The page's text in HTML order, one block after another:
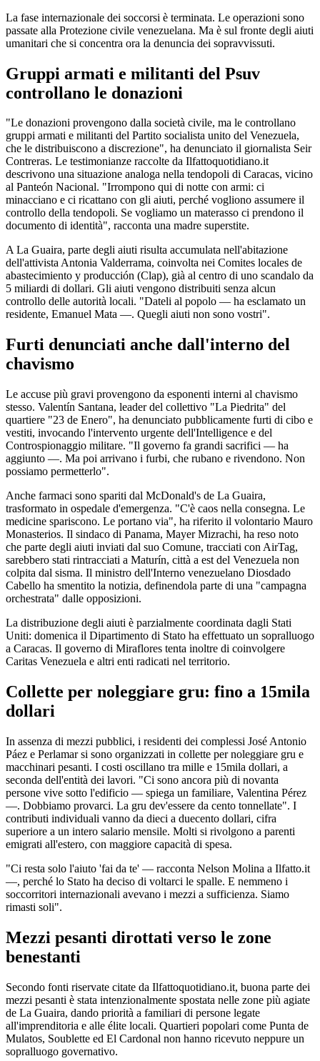
La fase internazionale dei soccorsi è terminata. Le operazioni sono
passate alla Protezione civile venezuelana. Ma è sul fronte degli aiuti
umanitari che si concentra ora la denuncia dei sopravvissuti.
Gruppi armati e militanti del Psuv
controllano le donazioni
"Le donazioni provengono dalla società civile, ma le controllano
gruppi armati e militanti del Partito socialista unito del Venezuela,
che le distribuiscono a discrezione", ha denunciato il giornalista Seir
Contreras. Le testimonianze raccolte da Ilfattoquotidiano.it
descrivono una situazione analoga nella tendopoli di Caracas, vicino
al Panteón Nacional. "Irrompono qui di notte con armi: ci
minacciano e ci ricattano con gli aiuti, perché vogliono assumere il
controllo della tendopoli. Se vogliamo un materasso ci prendono il
documento di identità", racconta una madre superstite.
A La Guaira, parte degli aiuti risulta accumulata nell'abitazione
dell'attivista Antonia Valderrama, coinvolta nei Comites locales de
abastecimiento y producción (Clap), già al centro di uno scandalo da
5 miliardi di dollari. Gli aiuti vengono distribuiti senza alcun
controllo delle autorità locali. "Dateli al popolo — ha esclamato un
residente, Emanuel Mata —. Quegli aiuti non sono vostri".
Furti denunciati anche dall'interno del
chavismo
Le accuse più gravi provengono da esponenti interni al chavismo
stesso. Valentín Santana, leader del collettivo "La Piedrita" del
quartiere "23 de Enero", ha denunciato pubblicamente furti di cibo e
vestiti, invocando l'intervento urgente dell'Intelligence e del
Controspionaggio militare. "Il governo fa grandi sacrifici — ha
aggiunto —. Ma poi arrivano i furbi, che rubano e rivendono. Non
possiamo permetterlo".
Anche farmaci sono spariti dal McDonald's de La Guaira,
trasformato in ospedale d'emergenza. "C'è caos nella consegna. Le
medicine spariscono. Le portano via", ha riferito il volontario Mauro
Monasterios. Il sindaco di Panama, Mayer Mizrachi, ha reso noto
che parte degli aiuti inviati dal suo Comune, tracciati con AirTag,
sarebbero stati rintracciati a Maturín, città a est del Venezuela non
colpita dal sisma. Il ministro dell'Interno venezuelano Diosdado
Cabello ha smentito la notizia, definendola parte di una "campagna
orchestrata" dalle opposizioni.
La distribuzione degli aiuti è parzialmente coordinata dagli Stati
Uniti: domenica il Dipartimento di Stato ha effettuato un sopralluogo
a Caracas. Il governo di Miraflores tenta inoltre di coinvolgere
Caritas Venezuela e altri enti radicati nel territorio.
Collette per noleggiare gru: fino a 15mila
dollari
In assenza di mezzi pubblici, i residenti dei complessi José Antonio
Páez e Perlamar si sono organizzati in collette per noleggiare gru e
macchinari pesanti. I costi oscillano tra mille e 15mila dollari, a
seconda dell'entità dei lavori. "Ci sono ancora più di novanta
persone vive sotto l'edificio — spiega un familiare, Valentina Pérez
—. Dobbiamo provarci. La gru dev'essere da cento tonnellate". I
contributi individuali vanno da dieci a duecento dollari, cifra
superiore a un intero salario mensile. Molti si rivolgono a parenti
emigrati all'estero, con maggiore capacità di spesa.
"Ci resta solo l'aiuto 'fai da te' — racconta Nelson Molina a Ilfatto.it
—, perché lo Stato ha deciso di voltarci le spalle. E nemmeno i
soccorritori internazionali avevano i mezzi a sufficienza. Siamo
rimasti soli".
Mezzi pesanti dirottati verso le zone
benestanti
Secondo fonti riservate citate da Ilfattoquotidiano.it, buona parte dei
mezzi pesanti è stata intenzionalmente spostata nelle zone più agiate
de La Guaira, dando priorità a familiari di persone legate
all'imprenditoria e alle élite locali. Quartieri popolari come Punta de
Mulatos, Soublette ed El Cardonal non hanno ricevuto neppure un
sopralluogo governativo.